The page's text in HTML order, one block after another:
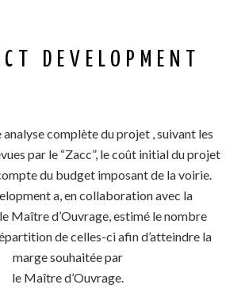
DEVELOPMENT
analyse complète du projet , suivant les
par le “Zacc”, le coût initial du projet
du budget imposant de la voirie.
a, en collaboration avec la
Maître d’Ouvrage, estimé le nombre
de celles-ci afin d’atteindre la
marge souhaitée par
le Maître d’Ouvrage.